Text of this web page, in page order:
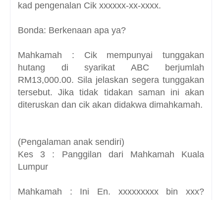
kad pengenalan Cik xxxxxx-xx-xxxx.
Bonda: Berkenaan apa ya?
Mahkamah : Cik mempunyai tunggakan
hutang di syarikat ABC berjumlah
RM13,000.00. Sila jelaskan segera tunggakan
tersebut. Jika tidak tidakan saman ini akan
diteruskan dan cik akan didakwa dimahkamah.
(Pengalaman anak sendiri)
Kes 3 : Panggilan dari Mahkamah Kuala
Lumpur
Mahkamah : Ini En. xxxxxxxxx bin xxx?